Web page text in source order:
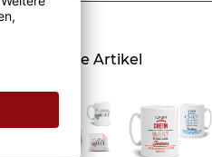
Ähnliche Artikel